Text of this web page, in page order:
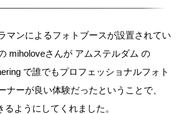
マンによるフォトブースが設置されてい
miholoveさんが アムステルダム の
で誰でもプロフェッショナルフォト
ナーが良い体験だったということで、
ようにしてくれました。